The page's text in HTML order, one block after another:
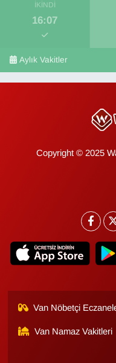
İKINDI
16:07
Aylık Vakitler
Copyright © 2025
Van Nöbetçi
Van Namaz Vakitleri